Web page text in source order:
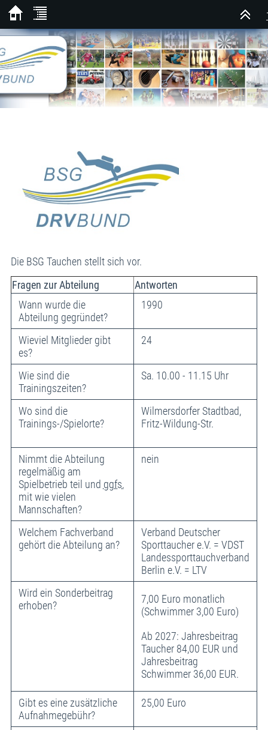
Die BSG Tauchen stellt sich vor.
Fragen zur Abteilung
Antworten
Wann wurde die
Abteilung gegründet?
1990
Wieviel Mitglieder gibt
es?
24
Wie sind die
Trainingszeiten?
Sa. 10.00 - 11.15 Uhr
Wo sind die
Trainings-/Spielorte?
Wilmersdorfer Stadtbad,
Fritz-Wildung-Str.
Nimmt die Abteilung
regelmäßig am
Spielbetrieb teil und ggfs.
mit wie vielen
Mannschaften?
nein
Welchem Fachverband
gehört die Abteilung an?
Verband Deutscher
Sporttaucher e.V. = VDST
Landessporttauchverband
Berlin e.V. = LTV
Wird ein Sonderbeitrag
erhoben?
7,00 Euro monatlich
(Schwimmer 3,00 Euro)
Ab 2027: Jahresbeitrag
Taucher 84,00 EUR und
Jahresbeitrag
Schwimmer 36,00 EUR.
Gibt es eine zusätzliche
Aufnahmegebühr?
25,00 Euro